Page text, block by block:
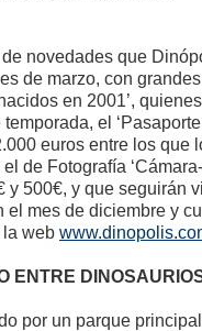
novedades que
de marzo, con grandes
en 2001’,
el
euros entre los que
de Fotografía
y 500€, y que seguirán
el mes de diciembre y
la web
ENTRE
por un parque